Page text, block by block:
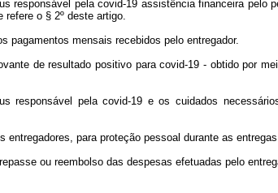
responsável pela covid-19 assistência financeira pelo
refere o § 2º deste artigo.
pagamentos mensais recebidos pelo entregador.
de resultado positivo para covid-19 - obtido por
responsável pela covid-19 e os cuidados
para proteção pessoal durante as
ou reembolso das despesas efetuadas pelo